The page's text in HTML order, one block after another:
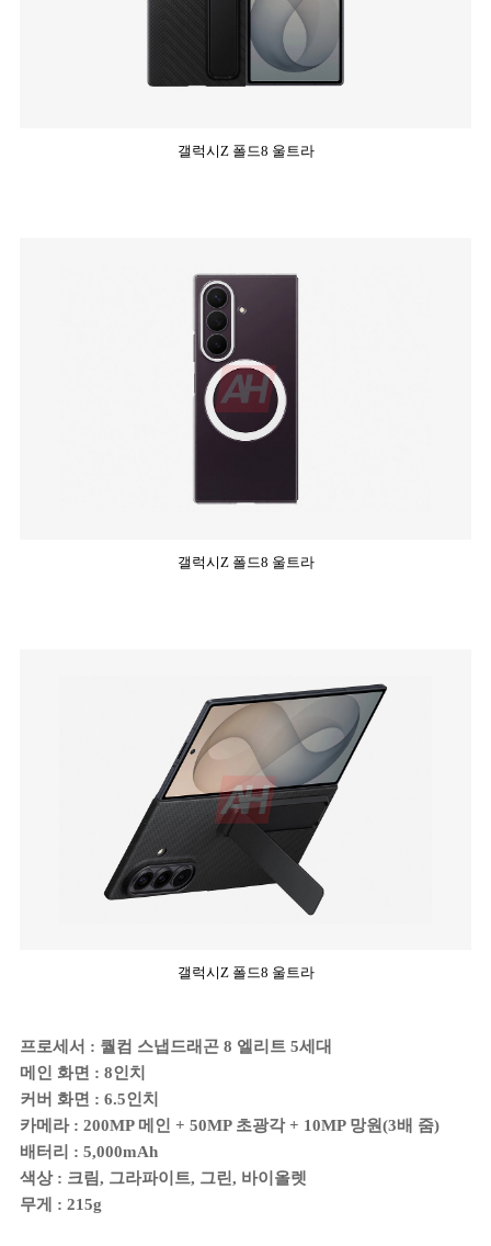
갤럭시Z 폴드8 울트라
갤럭시Z 폴드8 울트라
갤럭시Z 폴드8 울트라
프로세서 : 퀄컴 스냅드래곤 8 엘리트 5세대
메인 화면 : 8인치
커버 화면 : 6.5인치
카메라 : 200MP 메인 + 50MP 초광각 + 10MP 망원(3배 줌)
배터리 : 5,000mAh
색상 : 크림, 그라파이트, 그린, 바이올렛
무게 : 215g